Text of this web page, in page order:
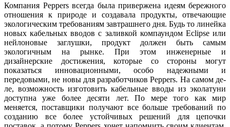
Компания Peppers всегда была привержена идеям бережного
отношения к природе и создавала продукты, отвечающие
экологическим требованиям завтрашнего дня. Будь то линейка
новых кабельных вводов с заливкой компаундом Eclipse или
нейлоновые заглушки, продукт должен быть самым
экологичным на рынке. При этом инженерные и
дизайнерские достижения, которые со стороны могут
показаться инновационными, особо надежными и
передовыми, не но­вы для разработчиков Peppers. На самом де­
ле, возможность изготовить кабельные вводы из эколатуни
доступна уже более десяти лет. По ме­ре то­го как мир
меняется, поставщики получают все больше требований по
созданию все более устойчивых решений для цепочки